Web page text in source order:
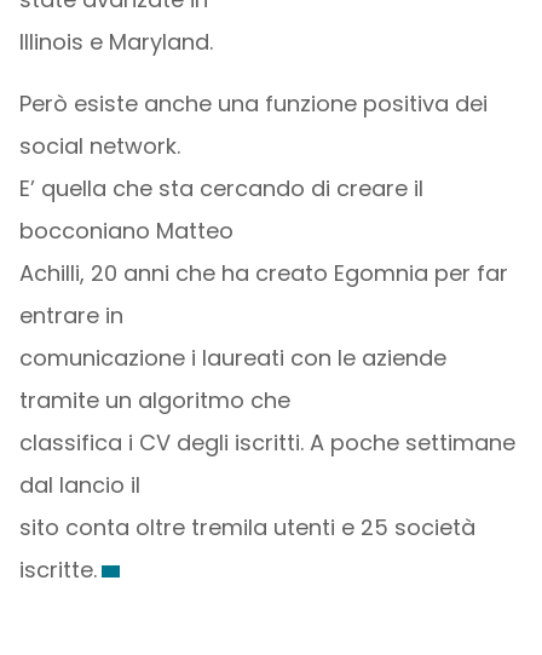
Illinois e Maryland.
Però esiste anche una funzione positiva dei
social network.
E’ quella che sta cercando di creare il
bocconiano Matteo
Achilli, 20 anni che ha creato Egomnia per far
entrare in
comunicazione i laureati con le aziende
tramite un algoritmo che
classifica i CV degli iscritti. A poche settimane
dal lancio il
sito conta oltre tremila utenti e 25 società
iscritte.